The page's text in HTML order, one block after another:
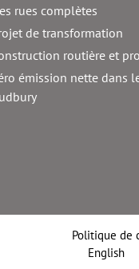
rues complètes
de transformation
routière et
émission nette dans
Politique de
English